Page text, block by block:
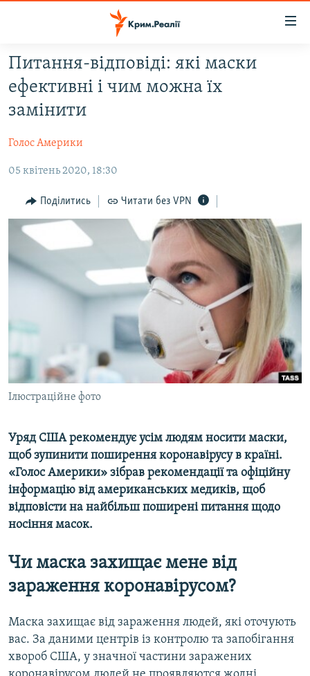
Перейти
до
основного
матеріалу
до
навігації
Перейти
пошуку
ВОДА.КРИМ
ПОЛІТИКА
БЛОГИ
ПОГЛЯД
ІНТЕРВ'Ю
ВСЕ ЗА ДЕНЬ
СПЕЦПРОЕКТИ
ВІДЕОУРОКИ «ELIFBE»
СВІДЧЕННЯ ОКУПАЦІЇ
УКРАЇНСЬКА ПРОБЛЕМА КРИМУ
ІНФОГРАФІКА
ЯК ОБІЙТИ БЛОКУВАННЯ
Русский
Qırımtatar
ДОЛУЧАЙСЯ!
Усі сайти RFE/RL
Питання-відповіді: які маски
ефективні і чим можна їх
замінити
Голос Америки
05 квітень 2020, 18:30
Поділитись Читати без VPN
Ілюстраційне фото
Уряд США рекомендує усім людям носити маски,
щоб зупинити поширення коронавірусу в країні.
«Голос Америки» зібрав рекомендації та офіційну
інформацію від американських медиків, щоб
відповісти на найбільш поширені питання щодо
носіння масок.
Чи маска захищає мене від
зараження коронавірусом?
Маска захищає від зараження людей, які оточують
вас. За даними центрів із контролю та запобігання
хвороб США, у значної частини заражених